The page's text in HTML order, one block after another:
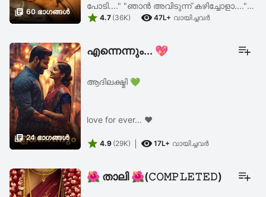
 60 ഭാഗങ്ങള്‍
പോടി...." "ഞാൻ അവിടുന്ന് കഴിച്ചോളാ...."
"അടുത്ത മഴക്ക് മുൻപ് ഇങ്ങ്
 4.7 (36K)  47L+ വായിച്ചവര്‍
 24 ഭാഗങ്ങള്‍
എന്നെന്നും... 💖
ആദിലക്ഷ്മി 💚
love for ever... ❤
 4.9 (29K)  17L+ വായിച്ചവര്‍
🌺 താലി 🌺(𝙲𝙾𝙼𝙿𝙻𝙴𝚃𝙴𝙳)